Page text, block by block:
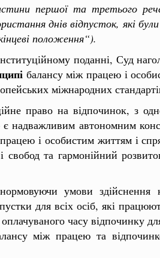
першої та третього
днів відпусток, які
положення“).
поданні, Суд
балансу між працею і
міжнародних
право на відпочинок, з
надважливим автономним
і особистим життям і
та гармонійний
умови здійснення
для всіх осіб, які
часу відпочинку
між працею та